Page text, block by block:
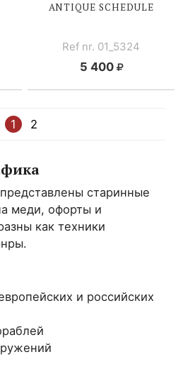
ANTIQUE SCHEDULE
Ref nr. 01_5324
5 400
1 2
старинные
меди, офорты и
как техники
и российских